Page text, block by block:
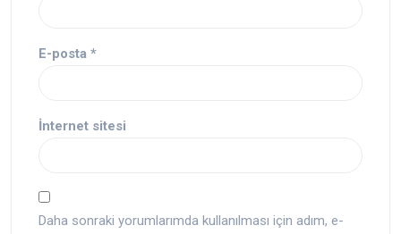
E-posta *
İnternet sitesi
Daha sonraki yorumlarımda kullanılması için adım, e-